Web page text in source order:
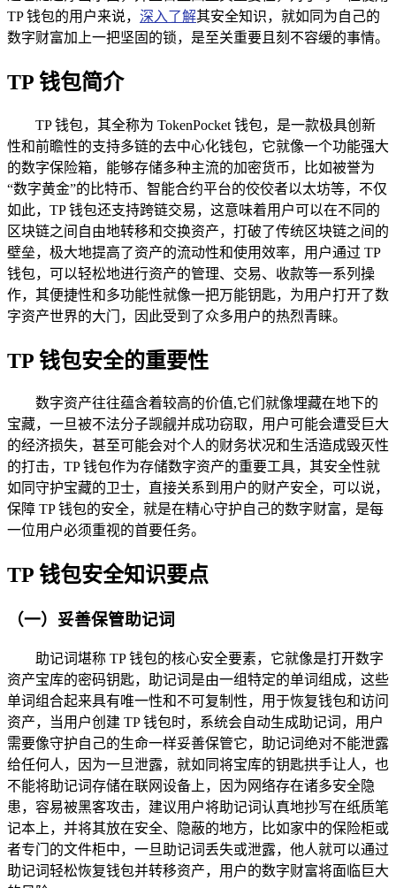
TP 钱包的用户来说， 深入了解其安全知识，就如同为自己的
数字财富加上一把坚固的锁，是至关重要且刻不容缓的事情。
TP 钱包简介
TP 钱包，其全称为 TokenPocket 钱包，是一款极具创新
性和前瞻性的支持多链的去中心化钱包，它就像一个功能强大
的数字保险箱，能够存储多种主流的加密货币，比如被誉为
“数字黄金”的比特币、智能合约平台的佼佼者以太坊等，不仅
如此，TP 钱包还支持跨链交易，这意味着用户可以在不同的
区块链之间自由地转移和交换资产，打破了传统区块链之间的
壁垒，极大地提高了资产的流动性和使用效率，用户通过 TP
钱包，可以轻松地进行资产的管理、交易、收款等一系列操
作，其便捷性和多功能性就像一把万能钥匙，为用户打开了数
字资产世界的大门，因此受到了众多用户的热烈青睐。
TP 钱包安全的重要性
数字资产往往蕴含着较高的价值,它们就像埋藏在地下的
宝藏，一旦被不法分子觊觎并成功窃取，用户可能会遭受巨大
的经济损失，甚至可能会对个人的财务状况和生活造成毁灭性
的打击，TP 钱包作为存储数字资产的重要工具，其安全性就
如同守护宝藏的卫士，直接关系到用户的财产安全，可以说，
保障 TP 钱包的安全，就是在精心守护自己的数字财富，是每
一位用户必须重视的首要任务。
TP 钱包安全知识要点
（一）妥善保管助记词
助记词堪称 TP 钱包的核心安全要素，它就像是打开数字
资产宝库的密码钥匙，助记词是由一组特定的单词组成，这些
单词组合起来具有唯一性和不可复制性，用于恢复钱包和访问
资产，当用户创建 TP 钱包时，系统会自动生成助记词，用户
需要像守护自己的生命一样妥善保管它，助记词绝对不能泄露
给任何人，因为一旦泄露，就如同将宝库的钥匙拱手让人，也
不能将助记词存储在联网设备上，因为网络存在诸多安全隐
患，容易被黑客攻击，建议用户将助记词认真地抄写在纸质笔
记本上，并将其放在安全、隐蔽的地方，比如家中的保险柜或
者专门的文件柜中，一旦助记词丢失或泄露，他人就可以通过
助记词轻松恢复钱包并转移资产，用户的数字财富将面临巨大